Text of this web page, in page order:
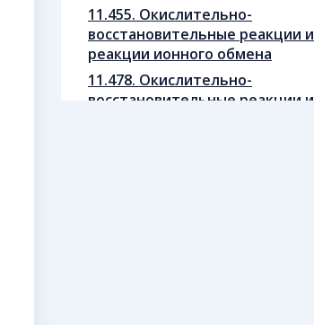
11.455. Окислительно-
восстановительные реакции и
реакции ионного обмена
11.478. Окислительно-
восстановительные реакции и